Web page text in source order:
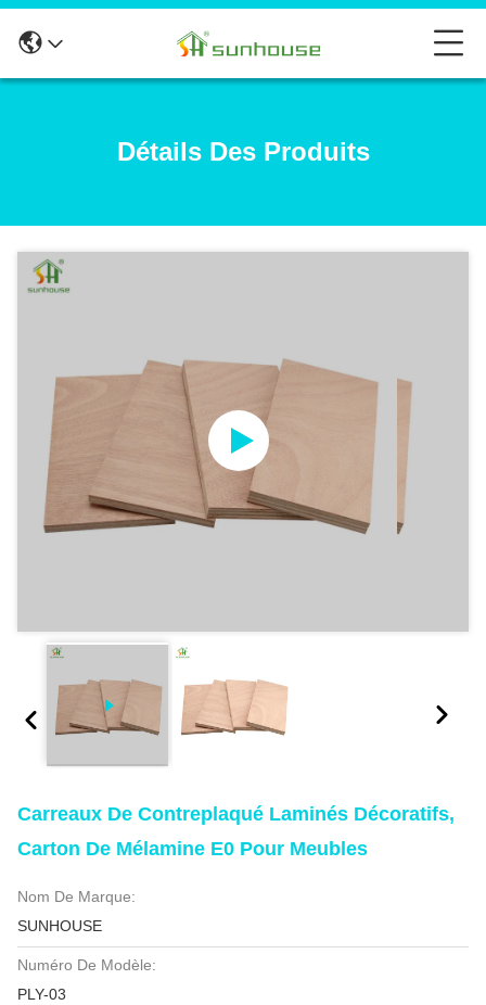
Détails Des Produits
Carreaux De Contreplaqué Laminés Décoratifs,
Carton De Mélamine E0 Pour Meubles
Nom De Marque:
SUNHOUSE
Numéro De Modèle:
PLY-03